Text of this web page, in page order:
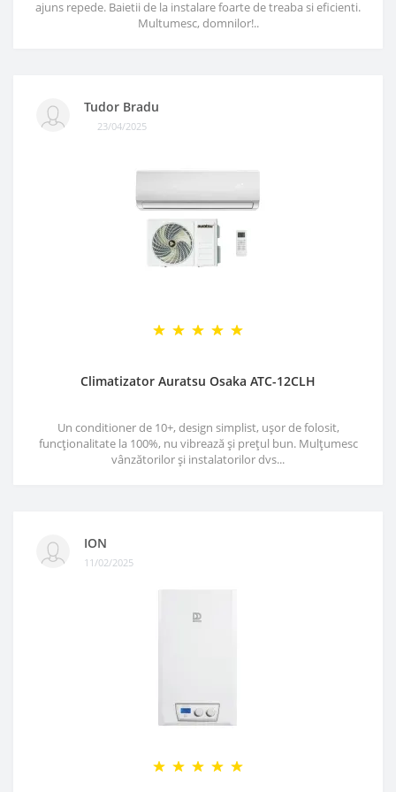
ajuns repede. Baietii de la instalare foarte de treaba si eficienti.
Multumesc, domnilor!..
Tudor Bradu
23/04/2025
Climatizator Auratsu Osaka ATC-12CLH
Un conditioner de 10+, design simplist, ușor de folosit,
funcționalitate la 100%, nu vibrează și prețul bun. Mulțumesc
vânzătorilor și instalatorilor dvs...
ION
11/02/2025